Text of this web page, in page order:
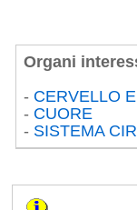
Organi
- CERVELLO
- CUORE
- SISTEMA